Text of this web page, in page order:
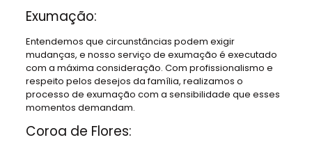
Exumação:
Entendemos que circunstâncias podem exigir
mudanças, e nosso serviço de exumação é executado
com a máxima consideração. Com profissionalismo e
respeito pelos desejos da família, realizamos o
processo de exumação com a sensibilidade que esses
momentos demandam.
Coroa de Flores: